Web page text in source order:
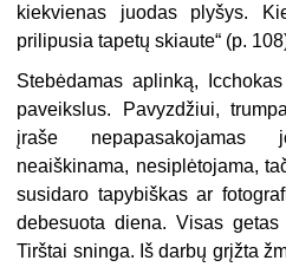
kiekvienas juodas plyšys.
prilipusia tapetų skiaute“ (p.
Stebėdamas aplinką,
paveikslus. Pavyzdžiui,
įraše nepapasakojamas
neaiškinama, nesiplėtojama,
susidaro tapybiškas ar
debesuota diena. Visas
Tirštai sninga. Iš darbų grįžta